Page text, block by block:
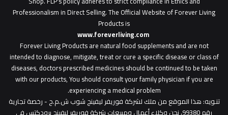
Professionalism in Direct Selling. The Official Website of Forever Living
Products is
www.foreverliving.com
Forever Living Products are natural food supplements and are not
intended to diagnose, mitigate, treat or cure a specific disease or class of
diseases, doctors prescribed medicines should be continued to be taken
with our products, You should consult your family physician if you are
experiencing a medical problem.
تنـويه: هذا الموقع من ملك لشركة فوريفر ليفينج شوب ش.م.ح - رخصة تجارية
رقم 99380، نحن وكلاء أعمال ومبيعات شركة فوريفر لبفينج برودكتس في